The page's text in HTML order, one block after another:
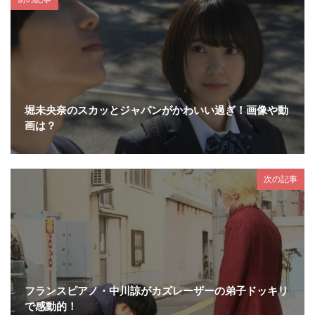
堀未央奈のスカッとジャパンがかわいい過ぎ！画像や動
画は？
次の記事
フランスピアノ・中川諒がカズレーザーの弟子ドッキリ
で感動的！